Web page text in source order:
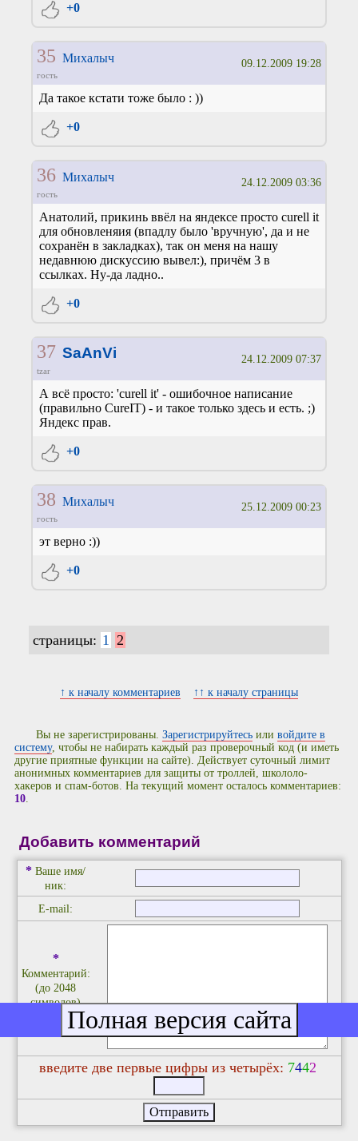
+0
35 Михалыч
гость
09.12.2009 19:28
Да такое кстати тоже было : ))
+0
36 Михалыч
гость
24.12.2009 03:36
Анатолий, прикинь ввёл на яндексе просто curell it
для обновленяия (впадлу было 'вручную', да и не
сохранён в закладках), так он меня на нашу
недавнюю дискуссию вывел:), причём 3 в
ссылках. Ну-да ладно..
+0
37 SaAnVi
tzar
24.12.2009 07:37
А всё просто: 'curell it' - ошибочное написание
(правильно CureIT) - и такое только здесь и есть. ;)
Яндекс прав.
+0
38 Михалыч
гость
25.12.2009 00:23
эт верно :))
+0
страницы: 1 2
↑ к началу комментариев ↑↑ к началу страницы
Вы не зарегистрированы.Зарегистрируйтесь иливойдите в
систему, чтобы не набирать каждый раз проверочный код (и иметь
другие приятные функции на сайте). Действует суточный лимит
анонимных комментариев для защиты от троллей, школоло-
хакеров и спам-ботов. На текущий момент осталось комментариев:
10.
Добавить комментарий
* Ваше имя/
ник:
E-mail:
*
Комментарий:
(до 2048
символов)
введите две первые цифры из четырёх: 7442